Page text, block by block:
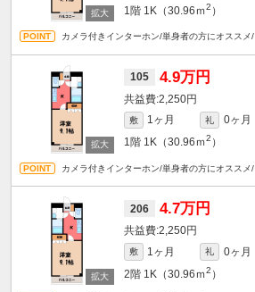
1階 1K（30.96ｍ2 ）
カメラ付きインターホン/単身者の方にオススメ/
105 4.9万円
2,250円
敷 1ヶ月 礼
0ヶ月
1階 1K（30.96ｍ2 ）
カメラ付きインターホン/単身者の方にオススメ/
206 4.7万円
2,250円
敷 1ヶ月 礼
0ヶ月
2階 1K（30.96ｍ2 ）